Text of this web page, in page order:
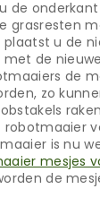
de
grasresten
plaatst u de
de
de
zo
robotmaaier
is nu
mesjes
de